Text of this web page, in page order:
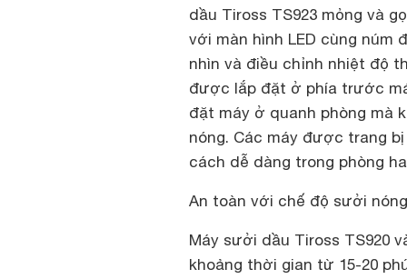
dầu Tiross TS923 mỏng và
với màn hình LED cùng
nhìn và điều chỉnh nhiệt độ
được lắp đặt ở phía trước
đặt máy ở quanh phòng mà
nóng. Các máy được trang
cách dễ dàng trong phòng
An toàn với chế độ sưởi
Máy sưởi dầu Tiross TS920
khoảng thời gian từ 15-20